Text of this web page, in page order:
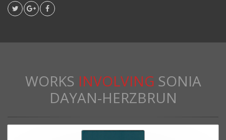
WORKS INVOLVING SONIA
DAYAN-HERZBRUN